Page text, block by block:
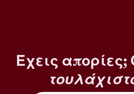
Έχεις απορίες;